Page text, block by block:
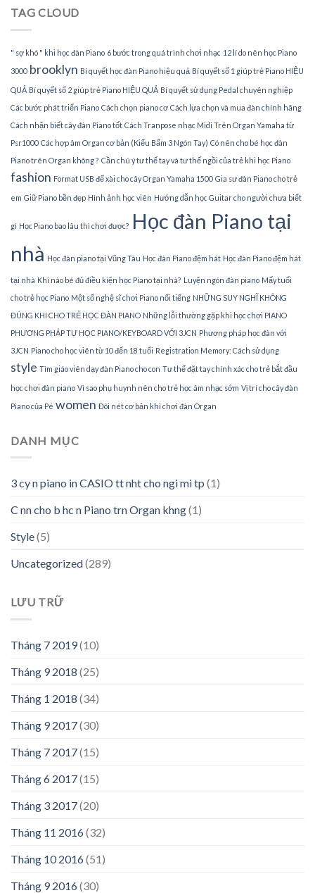
TAG CLOUD
" sợ khó " khi học đàn Piano 6 bước trong quá trình chơi nhạc 12 lí do nên học Piano
3000 brooklyn Bí quyết học đàn Piano hiệu quả Bí quyết số 1 giúp trẻ Piano HIỆU
QUẢ Bí quyết số 2 giúp trẻ Piano HIỆU QUẢ Bí quyết sử dụng Pedal chuyên nghiệp
Các bước phát triển Piano Cách chọn piano cơ Cách lựa chọn và mua đàn chính hãng
Cách nhận biết cây đàn Piano tốt Cách Tranpose nhạc Midi Trên Organ Yamaha từ
Psr1000 Các hợp âm Organ cơ bản (Kiểu Bấm 3 Ngón Tay) Có nên cho bé học đàn
Piano trên Organ không ? Cần chú ý tư thế tay và tư thế ngồi của trẻ khi học Piano
fashion Format USB để xài cho cây Organ Yamaha 1500 Gia sư đàn Piano cho trẻ
em Giữ Piano bền đẹp Hình ảnh học viên Hướng dẫn học Guitar cho người chưa biết
gì Học Piano bao lâu thì chơi được? Học đàn Piano tại
nhà Học đàn piano tại Vũng Tàu Học đàn Piano đệm hát Học đàn Piano đệm hát
tại nhà Khi nào bé đủ điều kiện học Piano tại nhà? Luyện ngón đàn piano Mấy tuổi
cho trẻ học Piano Một số nghệ sĩ chơi Piano nổi tiếng NHỮNG SUY NGHĨ KHÔNG
ĐÚNG KHI CHO TRẺ HỌC ĐÀN PIANO Những lỗi thường gặp khi học chơi PIANO
PHƯƠNG PHÁP TỰ HỌC PIANO/KEYBOARD VỚI 3JCN Phương pháp học đàn với
3JCN Piano cho học viên từ 10 đến 18 tuổi Registration Memory: Cách sử dụng
style Tìm giáo viên dạy đàn Piano cho con Tư thế đặt tay chính xác cho trẻ bắt đầu
học chơi đàn piano Vì sao phụ huynh nên cho trẻ học âm nhạc sớm Vị trí cho cây đàn
Piano của Pé women Đôi nét cơ bản khi chơi đàn Organ
DANH MỤC
3 cy n piano in CASIO tt nht cho ngi mi tp (1)
C nn cho b hc n Piano trn Organ khng(1)
Style(5)
Uncategorized(289)
LƯU TRỮ
Tháng 7 2019(10)
Tháng 9 2018 (25)
Tháng 1 2018 (34)
Tháng 9 2017(30)
Tháng 7 2017(15)
Tháng 6 2017(15)
Tháng 3 2017(20)
Tháng 11 2016(32)
Tháng 10 2016(51)
Tháng 9 2016(30)